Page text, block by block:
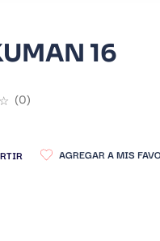
16
☆ (0)